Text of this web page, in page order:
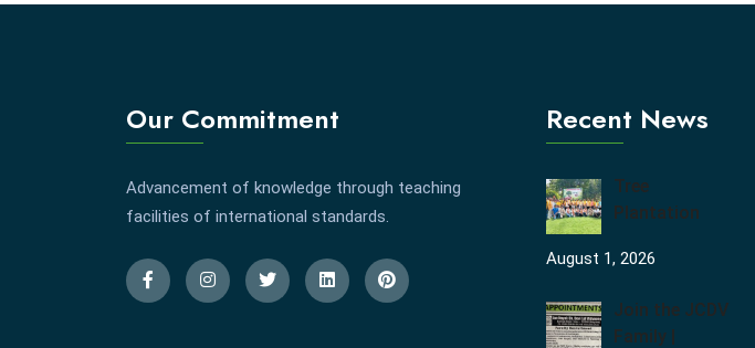
Our Commitment
Advancement of knowledge through teaching
facilities of international standards.
Recent News
Tree
Plantation
August 1, 2026
Join the JCDV
Family |